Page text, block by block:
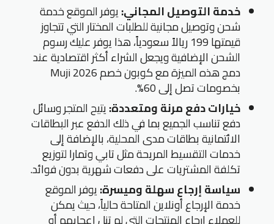
خدمة التوصيل المجاني:يوفر الموقع خدمة
شحن وتوصيل مجانية للطلبات المختار التي تتجاوز
قيمتها 199 ريالاً سعودياً، هذا يوفر عليك رسوم
الشحن الإضافية ويجعل الشراء أكثر اقتصادية عند
دمج هذه الميزة مع كوبون خصم Muji 2026
بخصومات تصل إلى 60%.
خيارات دفع مرنة ومتعددة:يتيح المتجر وسائل
دفع تناسب الجميع بما في ذلك الدفع عبر البطاقات
الائتمانية بطاقات مدى المحلية، بالإضافة إلى
خدمات التقسيط المريحة مثل تابي وتمارا لتوزيع
تكلفة المشتريات على دفعات شهرية بدون فوائد.
سياسة إرجاع سهلة وميسرة:يوفر الموقع
خدمة الإرجاع أونلاين المتاحة حالياً، حيث يمكن
للعملاء إرجاع المنتجات التي لم تنل إعجابهم أو